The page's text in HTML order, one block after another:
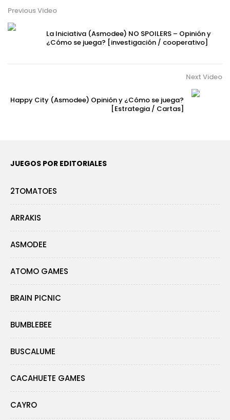
Previous Video
La Iniciativa (Asmodee) NO SPOILERS – Opinión y
¿Cómo se juega? [investigación / cooperativo]
Next Video
Happy City (Asmodee) Opinión y ¿Cómo se juega?
[Estrategia / Cartas]
JUEGOS POR EDITORIALES
2TOMATOES
ARRAKIS
ASMODEE
ATOMO GAMES
BRAIN PICNIC
BUMBLEBEE
BUSCALUME
CACAHUETE GAMES
CAYRO